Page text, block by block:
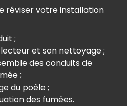
réviser votre installation
;
et son nettoyage ;
des conduits de
;
du poêle ;
des fumées.